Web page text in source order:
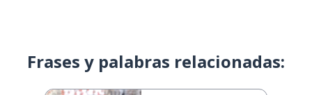
Frases y palabras relacionadas: